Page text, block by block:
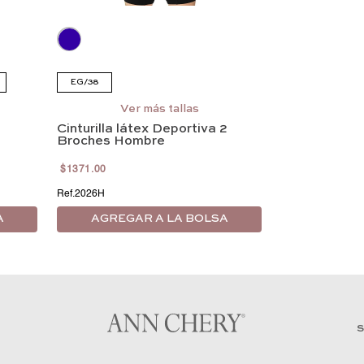
EG/38
Ver más tallas
Cinturilla látex Deportiva 2
Broches Hombre
$1371 .00
2026H
AGREGAR A LA BOLSA